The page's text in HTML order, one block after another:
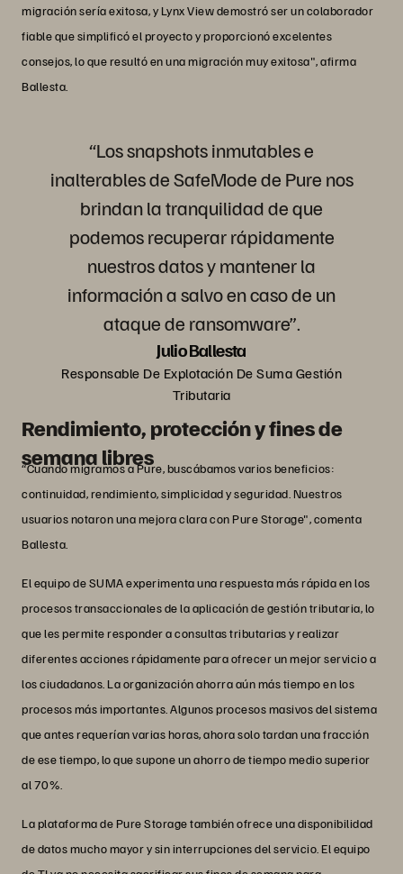
migración sería exitosa, y Lynx View demostró ser un colaborador
fiable que simplificó el proyecto y proporcionó excelentes
consejos, lo que resultó en una migración muy exitosa", afirma
Ballesta.
“Los snapshots inmutables e
inalterables de SafeMode de Pure nos
brindan la tranquilidad de que
podemos recuperar rápidamente
nuestros datos y mantener la
información a salvo en caso de un
ataque de ransomware”.
Julio Ballesta
Responsable De Explotación De Suma Gestión
Tributaria
Rendimiento, protección y fines de
semana libres
“Cuando migramos a Pure, buscábamos varios beneficios:
continuidad, rendimiento, simplicidad y seguridad. Nuestros
usuarios notaron una mejora clara con Pure Storage", comenta
Ballesta.
El equipo de SUMA experimenta una respuesta más rápida en los
procesos transaccionales de la aplicación de gestión tributaria, lo
que les permite responder a consultas tributarias y realizar
diferentes acciones rápidamente para ofrecer un mejor servicio a
los ciudadanos. La organización ahorra aún más tiempo en los
procesos más importantes. Algunos procesos masivos del sistema
que antes requerían varias horas, ahora solo tardan una fracción
de ese tiempo, lo que supone un ahorro de tiempo medio superior
al 70%.
La plataforma de Pure Storage también ofrece una disponibilidad
de datos mucho mayor y sin interrupciones del servicio. El equipo